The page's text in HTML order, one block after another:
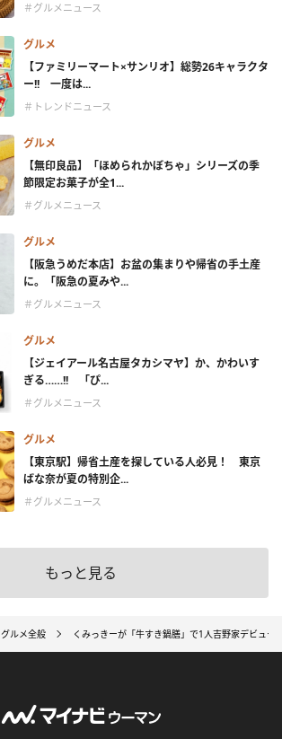
＃グルメニュース
グルメ
【ファミリーマート×サンリオ】総勢26キャラクタ
ー!! 一度は...
＃トレンドニュース
グルメ
【無印良品】「ほめられかぼちゃ」シリーズの季
節限定お菓子が全1...
＃グルメニュース
グルメ
【阪急うめだ本店】お盆の集まりや帰省の手土産
に。「阪急の夏みや...
＃グルメニュース
グルメ
【ジェイアール名古屋タカシマヤ】か、かわいす
ぎる……!! 「ぴ...
＃グルメニュース
グルメ
【東京駅】帰省土産を探している人必見！ 東京
ばな奈が夏の特別企...
＃グルメニュース
もっと見る
グルメ全般 くみっきーが「牛すき鍋膳」で1人吉野家デビュ